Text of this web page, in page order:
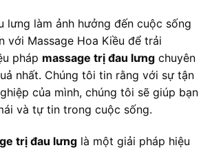
lưng làm ảnh hưởng đến cuộc sống
với Massage Hoa Kiều để trải
pháp massage trị đau lưng chuyên
nhất. Chúng tôi tin rằng với sự tận
của mình, chúng tôi sẽ giúp bạn
và tự tin trong cuộc sống.
trị đau lưng là một giải pháp hiệu